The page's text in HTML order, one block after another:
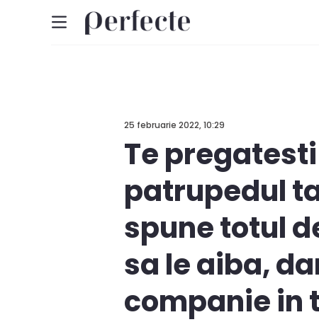
25 februarie 2022, 10:29
Te
patrupedul
spune totul
sa le aiba,
companie in